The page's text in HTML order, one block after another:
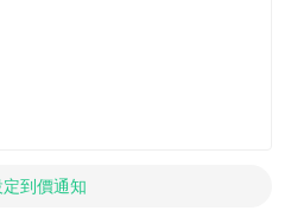
定到價通知